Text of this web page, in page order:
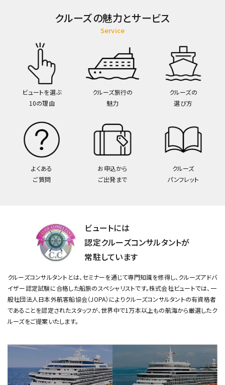
クルーズの魅力とサービス
Service
ビュートを選ぶ
10の理由
クルーズ旅行の
魅力
クルーズの
選び方
よくある
ご質問
お申込から
ご出発まで
クルーズ
パンフレット
ビュートには
認定クルーズコンサルタントが
常駐しています
クルーズコンサルタントとは、セミナーを通じて専門知識を修得し、クルーズアドバ
イザー認定試験に合格した船旅のスペシャリストです。株式会社ビュートでは、一
般社団法人日本外航客船協会（JOPA）によりクルーズコンサルタントの有資格者
であることを認定されたスタッフが、世界中で1万本以上もの航海から厳選したク
ルーズをご提案いたします。